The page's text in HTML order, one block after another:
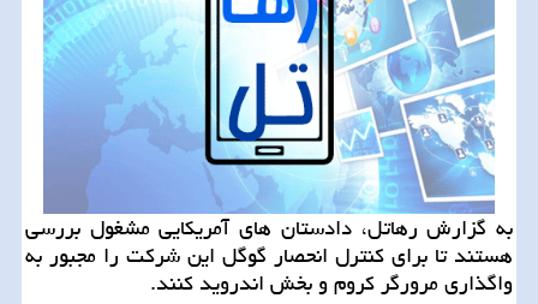
به گزارش رهاتل، دادستان های آمریکایی مشغول بررسی
هستند تا برای کنترل انحصار گوگل این شرکت را مجبور به
واگذاری مرورگر کروم و بخش اندروید کنند.